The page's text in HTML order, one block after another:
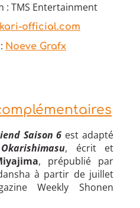
: TMS Entertainment
official.com
Noeve Grafx
Saison 6 est adapté
, écrit et
, prépublié par
à partir de juillet
Weekly Shonen